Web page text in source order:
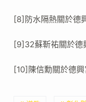
[8]防水隔熱關於德
[9]32蘇靳祐關於德
[10]陳信勳關於德興